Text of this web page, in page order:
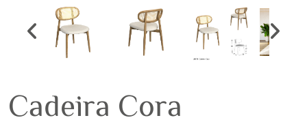
Previous slide
Cadeira Cora